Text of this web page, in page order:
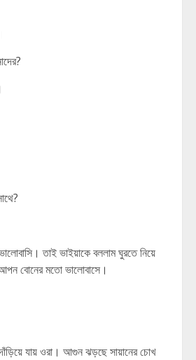
তাই ভাইয়াকে বললাম ঘুরতে নিয়ে
বোনের মতো ভালোবাসে।
যায় ওরা। আগুন ঝড়ছে সায়ানের চোখ